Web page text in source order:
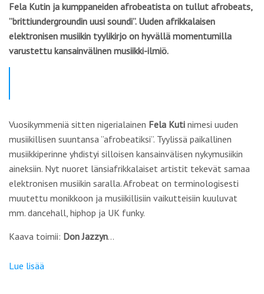
Fela Kutin ja kumppaneiden afrobeatista on tullut afrobeats,
”brittiundergroundin uusi soundi”. Uuden afrikkalaisen
elektronisen musiikin tyylikirjo on hyvällä momentumilla
varustettu kansainvälinen musiikki-ilmiö.
Vuosikymmeniä sitten nigerialainen Fela Kuti nimesi uuden
musiikillisen suuntansa ”afrobeatiksi”. Tyylissä paikallinen
musiikkiperinne yhdistyi silloisen kansainvälisen nykymusiikin
aineksiin. Nyt nuoret länsiafrikkalaiset artistit tekevät samaa
elektronisen musiikin saralla. Afrobeat on terminologisesti
muutettu monikkoon ja musiikillisiin vaikutteisiin kuuluvat
mm. dancehall, hiphop ja UK funky.
Kaava toimii: Don Jazzyn…
Lue lisää